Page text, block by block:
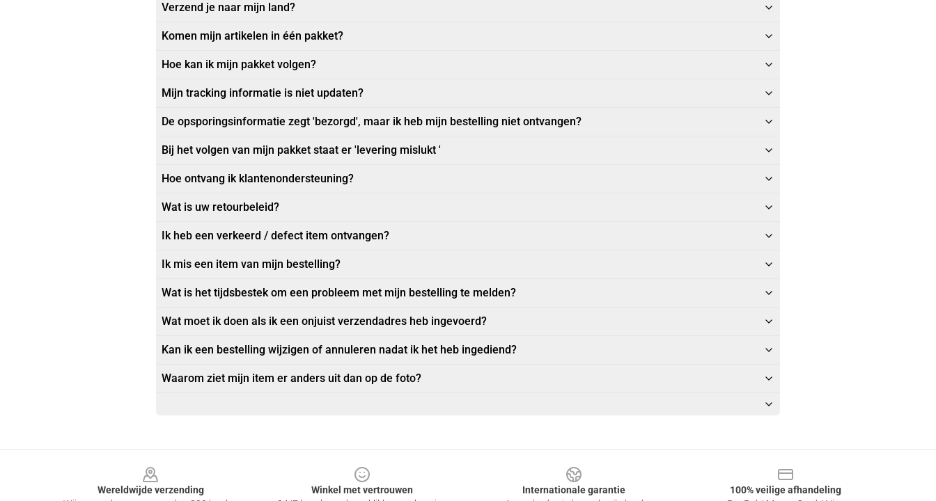
Verzend je naar mijn land?
Komen mijn artikelen in één pakket?
Hoe kan ik mijn pakket volgen?
Mijn tracking informatie is niet updaten?
De opsporingsinformatie zegt 'bezorgd', maar ik heb mijn bestelling niet ontvangen?
Bij het volgen van mijn pakket staat er 'levering mislukt '
Hoe ontvang ik klantenondersteuning?
Wat is uw retourbeleid?
Ik heb een verkeerd / defect item ontvangen?
Ik mis een item van mijn bestelling?
Wat is het tijdsbestek om een probleem met mijn bestelling te melden?
Wat moet ik doen als ik een onjuist verzendadres heb ingevoerd?
Kan ik een bestelling wijzigen of annuleren nadat ik het heb ingediend?
Waarom ziet mijn item er anders uit dan op de foto?
Wereldwijde verzending
Winkel met vertrouwen
Internationale garantie
100% veilige afhandeling